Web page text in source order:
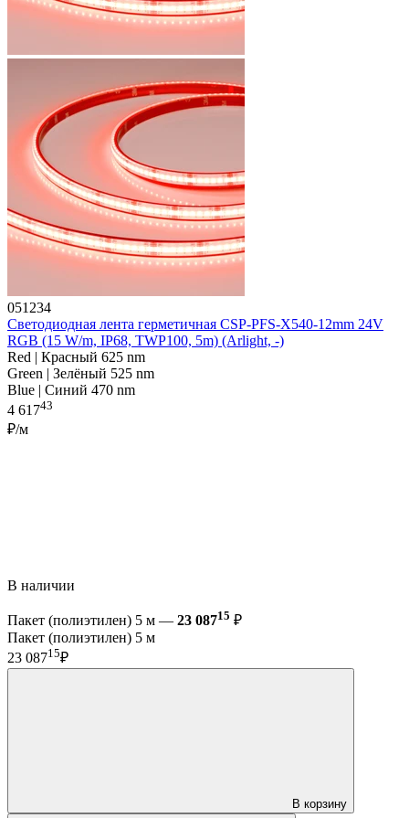
051234
Светодиодная лента герметичная CSP-PFS-X540-12mm 24V
RGB (15 W/m, IP68, TWP100, 5m) (Arlight, -)
Red | Красный 625 nm
Green | Зелёный 525 nm
Blue | Синий 470 nm
4 61743
₽/м
В наличии
Пакет (полиэтилен) 5 м — 23 08715 ₽
Пакет (полиэтилен) 5 м
23 08715₽
В корзину